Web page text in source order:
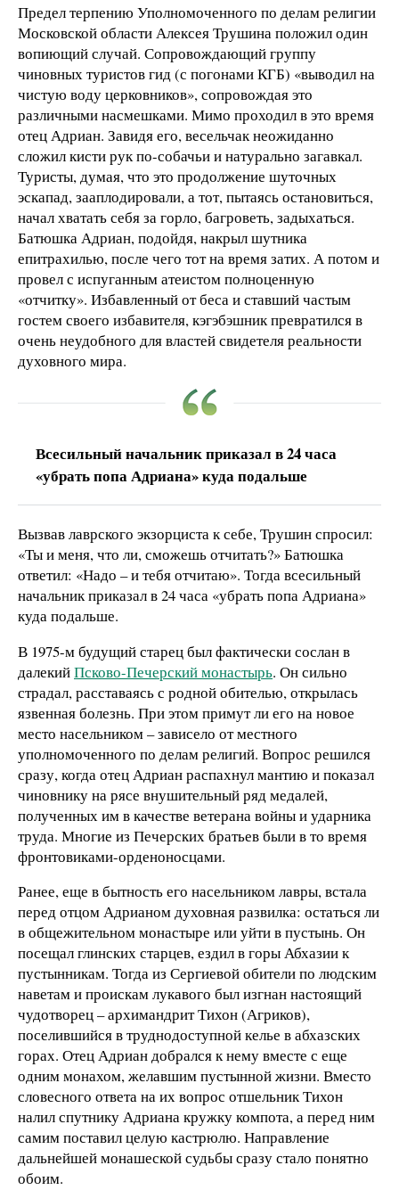
Предел терпению Уполномоченного по делам религии
Московской области Алексея Трушина положил один
вопиющий случай. Сопровождающий группу
чиновных туристов гид (с погонами КГБ) «выводил на
чистую воду церковников», сопровождая это
различными насмешками. Мимо проходил в это время
отец Адриан. Завидя его, весельчак неожиданно
сложил кисти рук по-собачьи и натурально загавкал.
Туристы, думая, что это продолжение шуточных
эскапад, зааплодировали, а тот, пытаясь остановиться,
начал хватать себя за горло, багроветь, задыхаться.
Батюшка Адриан, подойдя, накрыл шутника
епитрахилью, после чего тот на время затих. А потом и
провел с испуганным атеистом полноценную
«отчитку». Избавленный от беса и ставший частым
гостем своего избавителя, кэгэбэшник превратился в
очень неудобного для властей свидетеля реальности
духовного мира.
Всесильный начальник приказал в 24 часа
«убрать попа Адриана» куда подальше
Вызвав лаврского экзорциста к себе, Трушин спросил:
«Ты и меня, что ли, сможешь отчитать?» Батюшка
ответил: «Надо – и тебя отчитаю». Тогда всесильный
начальник приказал в 24 часа «убрать попа Адриана»
куда подальше.
В 1975-м будущий старец был фактически сослан в
далекийПсково-Печерский монастырь. Он сильно
страдал, расставаясь с родной обителью, открылась
язвенная болезнь. При этом примут ли его на новое
место насельником – зависело от местного
уполномоченного по делам религий. Вопрос решился
сразу, когда отец Адриан распахнул мантию и показал
чиновнику на рясе внушительный ряд медалей,
полученных им в качестве ветерана войны и ударника
труда. Многие из Печерских братьев были в то время
фронтовиками-орденоносцами.
Ранее, еще в бытность его насельником лавры, встала
перед отцом Адрианом духовная развилка: остаться ли
в общежительном монастыре или уйти в пустынь. Он
посещал глинских старцев, ездил в горы Абхазии к
пустынникам. Тогда из Сергиевой обители по людским
наветам и проискам лукавого был изгнан настоящий
чудотворец – архимандрит Тихон (Агриков),
поселившийся в труднодоступной келье в абхазских
горах. Отец Адриан добрался к нему вместе с еще
одним монахом, желавшим пустынной жизни. Вместо
словесного ответа на их вопрос отшельник Тихон
налил спутнику Адриана кружку компота, а перед ним
самим поставил целую кастрюлю. Направление
дальнейшей монашеской судьбы сразу стало понятно
обоим.